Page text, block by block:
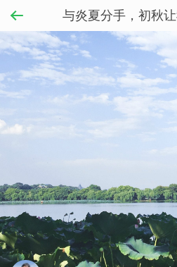
与炎夏分手，初秋